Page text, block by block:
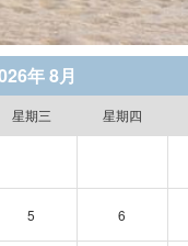
年 8月
星期三 星期四
5 6